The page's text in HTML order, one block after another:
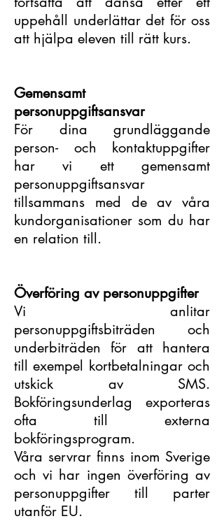
uppehåll underlättar det för oss
att hjälpa eleven till rätt kurs.
Gemensamt
personuppgiftsansvar
För dina grundläggande
person- och kontaktuppgifter
har vi ett gemensamt
personuppgiftsansvar
tillsammans med de av våra
kundorganisationer som du har
en relation till.
Överföring av personuppgifter
Vi anlitar
personuppgiftsbiträden och
underbiträden för att hantera
till exempel kortbetalningar och
utskick av SMS.
Bokföringsunderlag exporteras
ofta till externa
bokföringsprogram.
Våra servrar finns inom Sverige
och vi har ingen överföring av
personuppgifter till parter
utanför EU.